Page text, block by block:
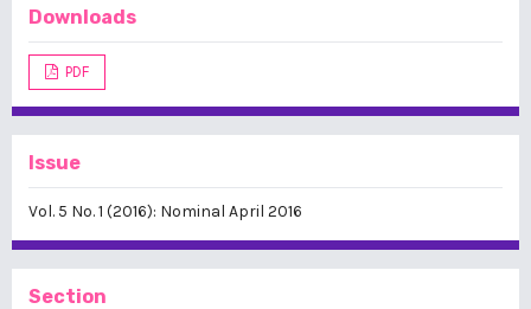
Downloads
PDF
Issue
Vol. 5 No. 1 (2016): Nominal April 2016
Section